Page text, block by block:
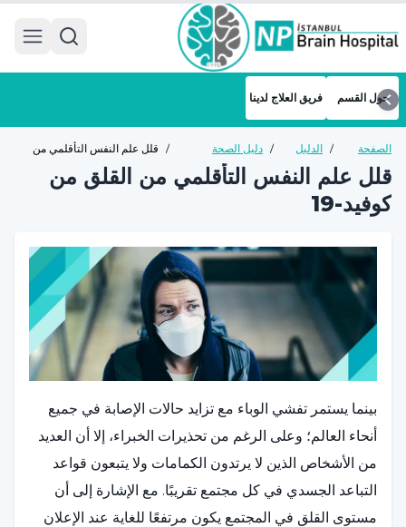
حول القسم فريق العلاج لدينا
الصفحة
الرئيسية
/ الدليل
الصحي
/ دليل الصحة
النفسية للبالغين
/
قلل علم النفس التأقلمي من
القلق من كوفيد-19
قلل علم النفس التأقلمي من القلق من
كوفيد-19
بينما يستمر تفشي الوباء مع تزايد حالات الإصابة في جميع
أنحاء العالم؛ وعلى الرغم من تحذيرات الخبراء، إلا أن العديد
من الأشخاص الذين لا يرتدون الكمامات ولا يتبعون قواعد
التباعد الجسدي في كل مجتمع تقريبًا. مع الإشارة إلى أن
مستوى القلق في المجتمع يكون مرتفعًا للغاية عند الإعلان